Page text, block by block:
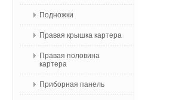
Подножки
Правая крышка картера
Правая половина
картера
Приборная панель